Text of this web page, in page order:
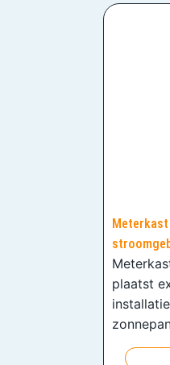
plaatst